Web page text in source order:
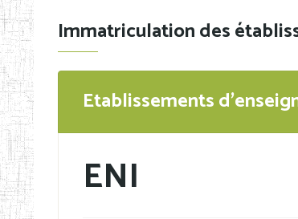
Immatriculation des
Etablissements
ENI